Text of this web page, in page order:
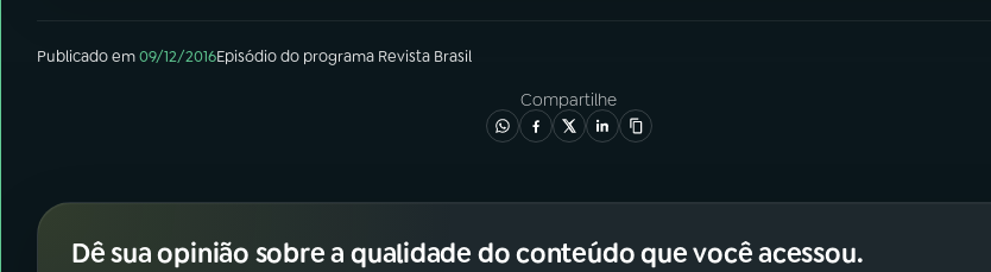
Publicado em09/12/2016Episódiodo programa Revista Brasil
Compartilhe
Dê sua opinião sobre a qualidade do conteúdo que você acessou.